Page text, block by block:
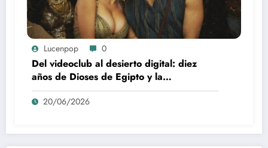
Lucenpop 0
Del videoclub al desierto digital: diez
años de Dioses de Egipto y la
desaparición del blockbuster sin
complejos
20/06/2026